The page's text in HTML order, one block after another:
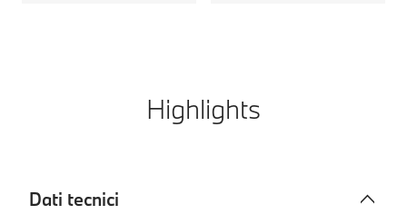
Highlights
Dati tecnici